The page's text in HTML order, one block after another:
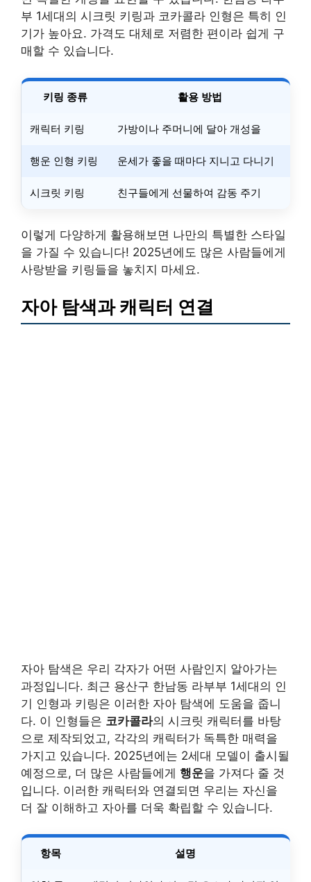
부 1세대의 시크릿 키링과 코카콜라 인형은 특히 인
기가 높아요. 가격도 대체로 저렴한 편이라 쉽게 구
매할 수 있습니다.
키링 종류 활용 방법
캐릭터 키링 가방이나 주머니에 달아 개성을
행운 인형 키링 운세가 좋을 때마다 지니고 다니기
시크릿 키링 친구들에게 선물하여 감동 주기
이렇게 다양하게 활용해보면 나만의 특별한 스타일
을 가질 수 있습니다! 2025년에도 많은 사람들에게
사랑받을 키링들을 놓치지 마세요.
자아 탐색과 캐릭터 연결
자아 탐색은 우리 각자가 어떤 사람인지 알아가는
과정입니다. 최근 용산구 한남동 라부부 1세대의 인
기 인형과 키링은 이러한 자아 탐색에 도움을 줍니
다. 이 인형들은 코카콜라의 시크릿 캐릭터를 바탕
으로 제작되었고, 각각의 캐릭터가 독특한 매력을
가지고 있습니다. 2025년에는 2세대 모델이 출시될
예정으로, 더 많은 사람들에게 행운을 가져다 줄 것
입니다. 이러한 캐릭터와 연결되면 우리는 자신을
더 잘 이해하고 자아를 더욱 확립할 수 있습니다.
항목 설명